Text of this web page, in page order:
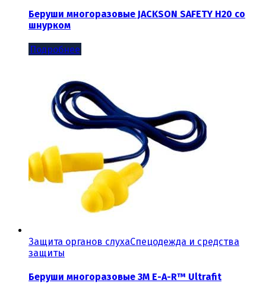
Беруши многоразовые JACKSON SAFETY H20 со
шнурком
Подробнее
Защита органов слухаСпецодежда и средства
защиты
Беруши многоразовые 3М E-A-R™ Ultrafit